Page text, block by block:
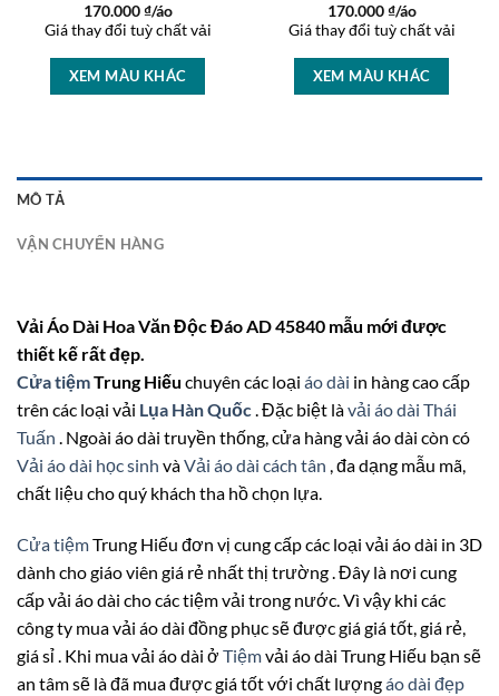
170.000₫/áo
Giá thay đổi tuỳ chất vải
XEM MÀU KHÁC
170.000₫/áo
Giá thay đổi tuỳ chất vải
XEM MÀU KHÁC
MÔ TẢ
VẬN CHUYỂN HÀNG
Vải Áo Dài Hoa Văn Độc Đáo AD 45840 mẫu mới được
thiết kế rất đẹp.
Cửa tiệmTrung Hiếu chuyên các loại áo dài in hàng cao cấp
trên các loại vải Lụa Hàn Quốc. Đặc biệt làvải áo dài Thái
Tuấn . Ngoài áo dài truyền thống, cửa hàng vải áo dài còn có
Vải áo dài học sinh vàVải áo dài cách tân , đa dạng mẫu mã,
chất liệu cho quý khách tha hồ chọn lựa.
Cửa tiệmTrung Hiếu đơn vị cung cấp các loại vải áo dài in 3D
dành cho giáo viên giá rẻ nhất thị trường . Đây là nơi cung
cấp vải áo dài cho các tiệm vải trong nước. Vì vậy khi các
công ty mua vải áo dài đồng phục sẽ được giá giá tốt, giá rẻ,
giá sỉ . Khi mua vải áo dài ở Tiệmvải áo dài Trung Hiếu bạn sẽ
an tâm sẽ là đã mua được giá tốt với chất lượngáo dài đẹp